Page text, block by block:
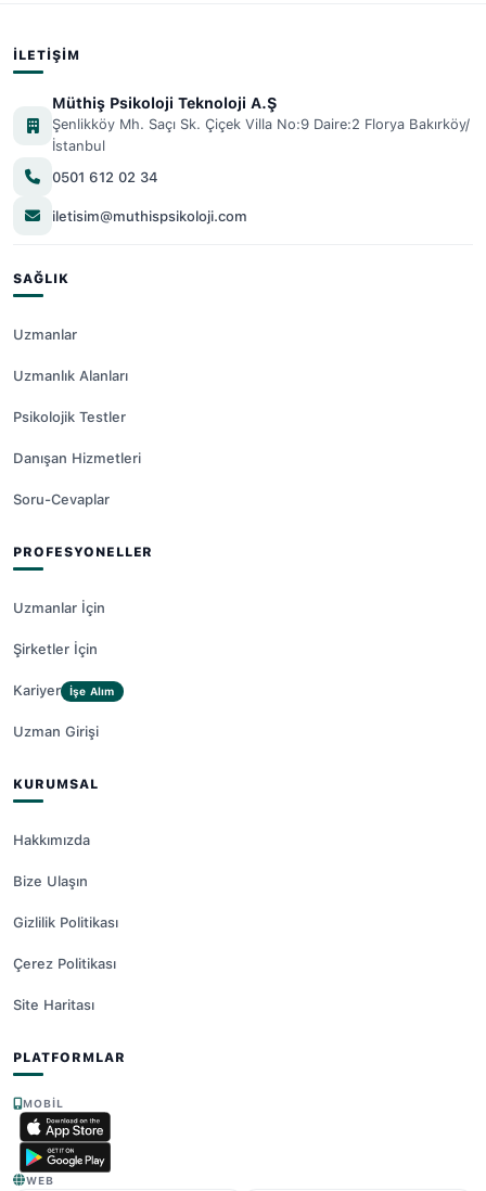
İLETIŞIM
Müthiş Psikoloji Teknoloji A.Ş
Şenlikköy Mh. Saçı Sk. Çiçek Villa No:9 Daire:2 Florya Bakırköy/
İstanbul
0501 612 02 34
iletisim@muthispsikoloji.com
SAĞLIK
Uzmanlar
Uzmanlık Alanları
Psikolojik Testler
Danışan Hizmetleri
Soru-Cevaplar
PROFESYONELLER
Uzmanlar İçin
Şirketler İçin
Kariyer İşe Alım
Uzman Girişi
KURUMSAL
Hakkımızda
Bize Ulaşın
Gizlilik Politikası
Çerez Politikası
Site Haritası
PLATFORMLAR
MOBIL
WEB